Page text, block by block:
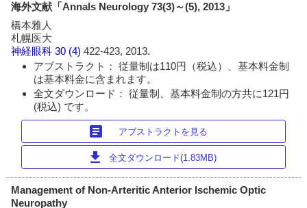
海外文献「Annals Neurology 73(3)～(5), 2013」
橋本雅人
札幌医大
神経眼科 30 (4)422-423, 2013.
アブストラクト： 従量制は110円（税込）、基本料金制
は基本料金に含まれます。
全文ダウンロード： 従量制、基本料金制の方共に121円
(税込) です。
article アブストラクトを見る
download 全文ダウンロード(1.83MB)
Management of Non-Arteritic Anterior Ischemic Optic
Neuropathy